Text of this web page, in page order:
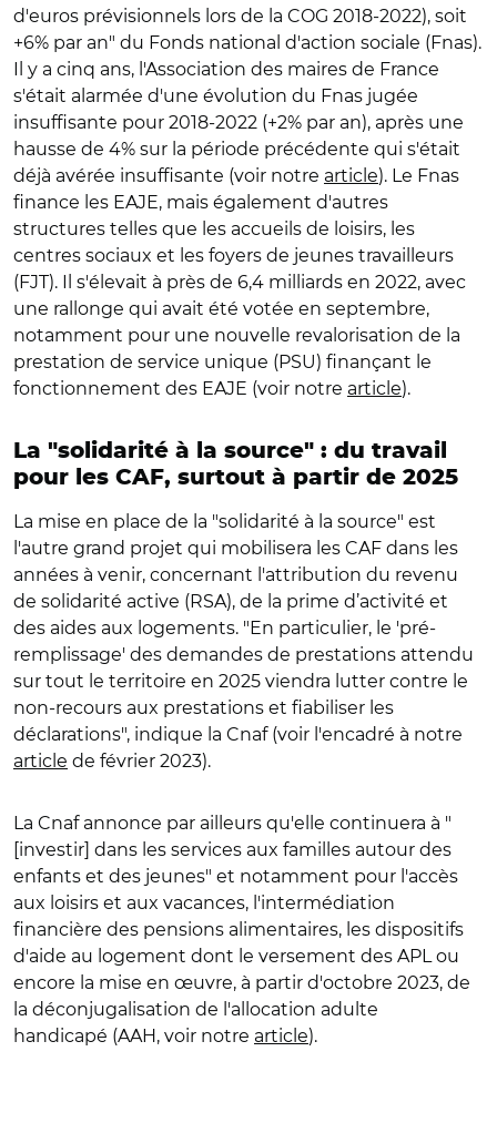
d'euros prévisionnels lors de la COG 2018-2022), soit
+6% par an" du Fonds national d'action sociale (Fnas).
Il y a cinq ans, l'Association des maires de France
s'était alarmée d'une évolution du Fnas jugée
insuffisante pour 2018-2022 (+2% par an), après une
hausse de 4% sur la période précédente qui s'était
déjà avérée insuffisante (voir notre article). Le Fnas
finance les EAJE, mais également d'autres
structures telles que les accueils de loisirs, les
centres sociaux et les foyers de jeunes travailleurs
(FJT). Il s'élevait à près de 6,4 milliards en 2022, avec
une rallonge qui avait été votée en septembre,
notamment pour une nouvelle revalorisation de la
prestation de service unique (PSU) finançant le
fonctionnement des EAJE (voir notre article).
La "solidarité à la source" : du travail
pour les CAF, surtout à partir de 2025
La mise en place de la "solidarité à la source" est
l'autre grand projet qui mobilisera les CAF dans les
années à venir, concernant l'attribution du revenu
de solidarité active (RSA), de la prime d’activité et
des aides aux logements. "En particulier, le 'pré-
remplissage' des demandes de prestations attendu
sur tout le territoire en 2025 viendra lutter contre le
non-recours aux prestations et fiabiliser les
déclarations", indique la Cnaf (voir l'encadré à notre
article de février 2023).
La Cnaf annonce par ailleurs qu'elle continuera à "
[investir] dans les services aux familles autour des
enfants et des jeunes" et notamment pour l'accès
aux loisirs et aux vacances, l'intermédiation
financière des pensions alimentaires, les dispositifs
d'aide au logement dont le versement des APL ou
encore la mise en œuvre, à partir d'octobre 2023, de
la déconjugalisation de l'allocation adulte
handicapé (AAH, voir notre article).